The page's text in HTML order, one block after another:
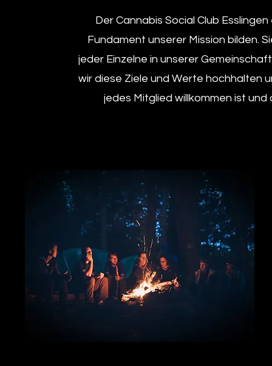
Der Cannabis Social Club
Fundament unserer Mission bilden.
jeder Einzelne in unserer
wir diese Ziele und Werte hochhalten
jedes Mitglied willkommen ist